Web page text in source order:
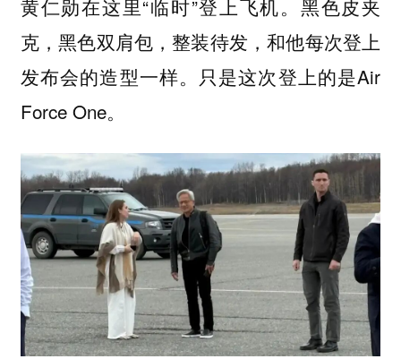
黄仁勋在这里“临时”登上飞机。黑色皮夹
克，黑色双肩包，整装待发，和他每次登上
发布会的造型一样。只是这次登上的是Air
Force One。